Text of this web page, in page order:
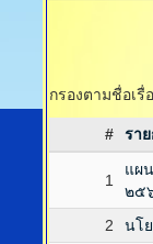
กรองตามชื่อเรื่
# รา
1
แผ
๒๕
2
นโ